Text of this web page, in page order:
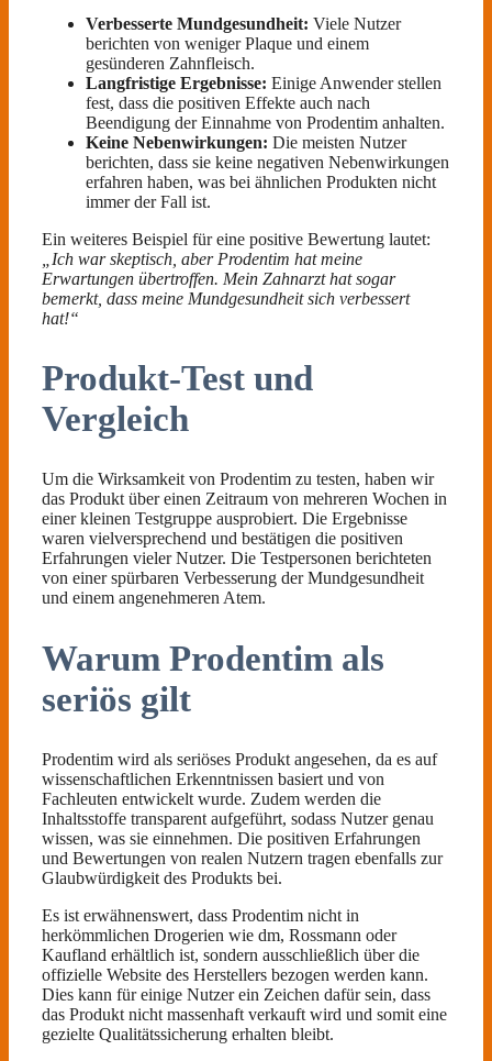
Verbesserte Mundgesundheit: Viele Nutzer
berichten von weniger Plaque und einem
gesünderen Zahnfleisch.
Langfristige Ergebnisse: Einige Anwender stellen
fest, dass die positiven Effekte auch nach
Beendigung der Einnahme von Prodentim anhalten.
Keine Nebenwirkungen: Die meisten Nutzer
berichten, dass sie keine negativen Nebenwirkungen
erfahren haben, was bei ähnlichen Produkten nicht
immer der Fall ist.
Ein weiteres Beispiel für eine positive Bewertung lautet:
„Ich war skeptisch, aber Prodentim hat meine
Erwartungen übertroffen. Mein Zahnarzt hat sogar
bemerkt, dass meine Mundgesundheit sich verbessert
hat!“
Produkt-Test und
Vergleich
Um die Wirksamkeit von Prodentim zu testen, haben wir
das Produkt über einen Zeitraum von mehreren Wochen in
einer kleinen Testgruppe ausprobiert. Die Ergebnisse
waren vielversprechend und bestätigen die positiven
Erfahrungen vieler Nutzer. Die Testpersonen berichteten
von einer spürbaren Verbesserung der Mundgesundheit
und einem angenehmeren Atem.
Warum Prodentim als
seriös gilt
Prodentim wird als seriöses Produkt angesehen, da es auf
wissenschaftlichen Erkenntnissen basiert und von
Fachleuten entwickelt wurde. Zudem werden die
Inhaltsstoffe transparent aufgeführt, sodass Nutzer genau
wissen, was sie einnehmen. Die positiven Erfahrungen
und Bewertungen von realen Nutzern tragen ebenfalls zur
Glaubwürdigkeit des Produkts bei.
Es ist erwähnenswert, dass Prodentim nicht in
herkömmlichen Drogerien wie dm, Rossmann oder
Kaufland erhältlich ist, sondern ausschließlich über die
offizielle Website des Herstellers bezogen werden kann.
Dies kann für einige Nutzer ein Zeichen dafür sein, dass
das Produkt nicht massenhaft verkauft wird und somit eine
gezielte Qualitätssicherung erhalten bleibt.